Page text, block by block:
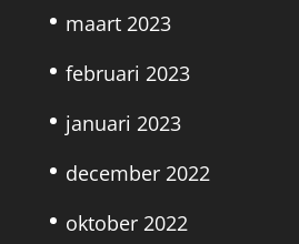
maart 2023
februari 2023
januari 2023
december 2022
oktober 2022